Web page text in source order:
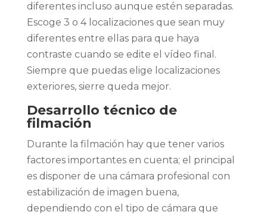
diferentes incluso aunque estén separadas.
Escoge 3 o 4 localizaciones que sean muy
diferentes entre ellas para que haya
contraste cuando se edite el vídeo final.
Siempre que puedas elige localizaciones
exteriores, sierre queda mejor.
Desarrollo técnico de
filmación
Durante la filmación hay que tener varios
factores importantes en cuenta; el principal
es disponer de una cámara profesional con
estabilización de imagen buena,
dependiendo con el tipo de cámara que